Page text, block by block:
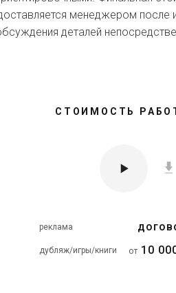
менеджером после
деталей
СТОИМОСТЬ
реклама
дубляж/игры/книги от 10